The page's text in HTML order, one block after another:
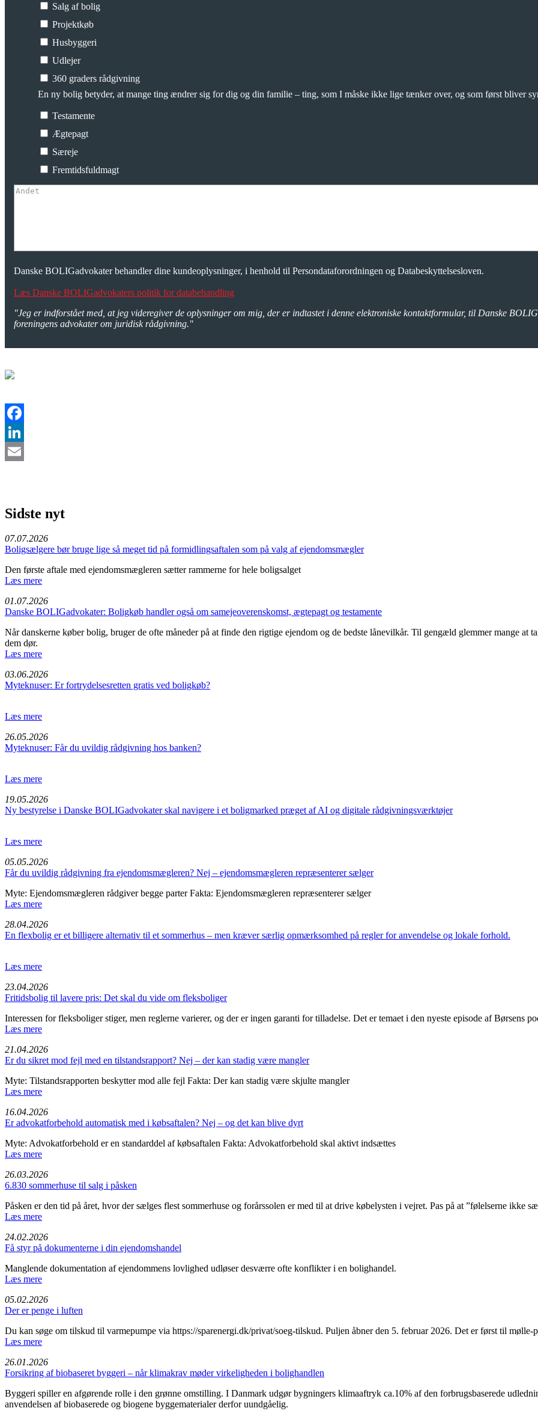
Salg af bolig
Projektkøb
Husbyggeri
Udlejer
360 graders rådgivning
En ny bolig betyder, at mange ting ændrer sig for dig og din familie – ting, som I måske ikke lige tænker over, og som først bliver
Testamente
Ægtepagt
Særeje
Fremtidsfuldmagt
Danske BOLIGadvokater behandler dine kundeoplysninger, i henhold til Persondataforordningen og Databeskyttelsesloven.
Læs Danske BOLIGadvokaters politik for databehandling
"Jeg er indforstået med, at jeg videregiver de oplysninger om mig, der er indtastet i denne elektroniske kontaktformular, til Danske
foreningens advokater om juridisk rådgivning."
Facebook
LinkedIn
Sidste nyt
07.07.2026
Boligsælgere bør bruge lige så meget tid på formidlingsaftalen som på valg af ejendomsmægler
Den første aftale med ejendomsmægleren sætter rammerne for hele boligsalget
Læs mere
01.07.2026
Danske BOLIGadvokater: Boligkøb handler også om samejeoverenskomst, ægtepagt og testamente
Når danskerne køber bolig, bruger de ofte måneder på at finde den rigtige ejendom og de bedste lånevilkår. Til gengæld glemmer mange at
dem dør.
Læs mere
03.06.2026
Myteknuser: Er fortrydelsesretten gratis ved boligkøb?
Læs mere
26.05.2026
Myteknuser: Får du uvildig rådgivning hos banken?
Læs mere
19.05.2026
Ny bestyrelse i Danske BOLIGadvokater skal navigere i et boligmarked præget af AI og digitale rådgivningsværktøjer
Læs mere
05.05.2026
Får du uvildig rådgivning fra ejendomsmægleren? Nej – ejendomsmægleren repræsenterer sælger
Myte: Ejendomsmægleren rådgiver begge parter Fakta: Ejendomsmægleren repræsenterer sælger
Læs mere
28.04.2026
En flexbolig er et billigere alternativ til et sommerhus – men kræver særlig opmærksomhed på regler for anvendelse og lokale forhold.
Læs mere
23.04.2026
Fritids­bolig til lavere pris: Det skal du vide om fleksbo­liger
Interessen for fleksboliger stiger, men reglerne varierer, og der er ingen garanti for tilladelse. Det er temaet i den nyeste episode af Børsens
Læs mere
21.04.2026
Er du sikret mod fejl med en tilstandsrapport? Nej – der kan stadig være mangler
Myte: Tilstandsrapporten beskytter mod alle fejl Fakta: Der kan stadig være skjulte mangler
Læs mere
16.04.2026
Er advokatforbehold automatisk med i købsaftalen? Nej – og det kan blive dyrt
Myte: Advokatforbehold er en standarddel af købsaftalen Fakta: Advokatforbehold skal aktivt indsættes
Læs mere
26.03.2026
6.830 sommerhuse til salg i påsken
Påsken er den tid på året, hvor der sælges flest sommerhuse og forårssolen er med til at drive købelysten i vejret. Pas på at ”følelserne
Læs mere
24.02.2026
Få styr på dokumenterne i din ejendomshandel
Manglende dokumentation af ejendommens lovlighed udløser desværre ofte konflikter i en bolighandel.
Læs mere
05.02.2026
Der er penge i luften
Du kan søge om tilskud til varmepumpe via https://sparenergi.dk/privat/soeg-tilskud. Puljen åbner den 5. februar 2026. Det er først til
Læs mere
26.01.2026
Forsikring af biobaseret byggeri – når klimakrav møder virkeligheden i bolighandlen
Byggeri spiller en afgørende rolle i den grønne omstilling. I Danmark udgør bygningers klimaaftryk ca.10% af den forbrugsbaserede
anvendelsen af biobaserede og biogene byggematerialer derfor uundgåelig.